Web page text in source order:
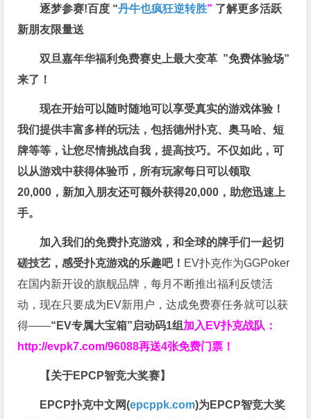
逐梦参赛!百度 “丹牛也疯狂逆转胜” 了解更多活跃
新朋友限量送
双旦嘉年华福利免费赛史上最大变革 ”免费体验场”
来了！
现在开始可以随时随地可以享受真实的游戏体验！
我们提供丰富多样的玩法，包括德州扑克、奥马哈、短
牌等等，让您尽情挑战自我，提高技巧。不仅如此，可
以从游戏中获得体验币，所有玩家每日可以领取
20,000，新加入朋友还可额外获得20,000，助您迅速上
手。
加入我们的免费扑克游戏，和全球的牌手们一起切
磋技艺，感受扑克游戏的乐趣吧！ EV扑克作为GGPoker
在国内新开设的旗舰品牌，每月不断推出福利反馈活
动，现在只要成为EV新用户，达成免费赛任务就可以获
得——“EV专属大宝箱”启动码1组 加入EV扑克战队：
http://evpk7.com/96088再送4张免费门票！
【关于EPCP智竞大奖赛】
EPCP扑克中文网(epcppk.com)为EPCP智竞大奖